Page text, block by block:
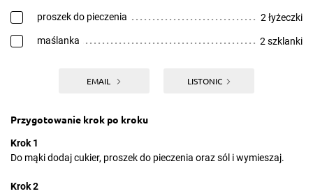
proszek do pieczenia 2 łyżeczki
maślanka 2 szklanki
EMAIL LISTONIC
Przygotowanie krok po kroku
Krok 1
Do mąki dodaj cukier, proszek do pieczenia oraz sól i wymieszaj.
Krok 2